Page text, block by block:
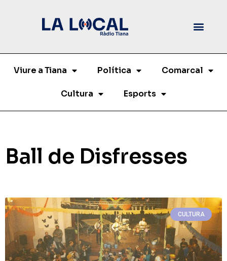
Viure a Tiana Política Comarcal
Cultura Esports
Ball de Disfresses
CULTURA